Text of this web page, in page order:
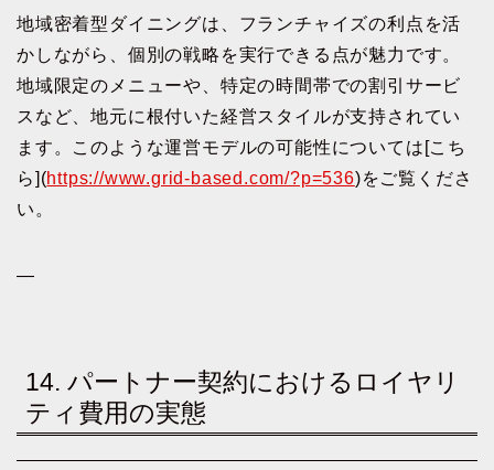
地域密着型ダイニングは、フランチャイズの利点を活
かしながら、個別の戦略を実行できる点が魅力です。
地域限定のメニューや、特定の時間帯での割引サービ
スなど、地元に根付いた経営スタイルが支持されてい
ます。このような運営モデルの可能性については[こち
ら](https://www.grid-based.com/?p=536)をご覧くださ
い。
—
14. パートナー契約におけるロイヤリ
ティ費用の実態